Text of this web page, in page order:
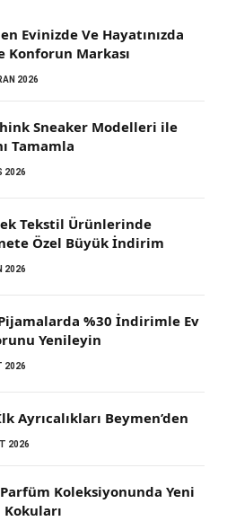
Evinizde Ve Hayatınızda
Konforun Markası
2026
Sneaker Modelleri ile
Tamamla
2026
Tekstil Ürünlerinde
Özel Büyük İndirim
2026
%30 İndirimle Ev
Yenileyin
2026
Ayrıcalıkları Beymen’den
2026
Koleksiyonunda Yeni
Kokuları